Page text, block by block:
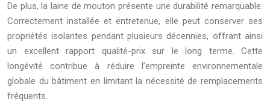
De plus, la laine de mouton présente une durabilité remarquable.
Correctement installée et entretenue, elle peut conserver ses
propriétés isolantes pendant plusieurs décennies, offrant ainsi
un excellent rapport qualité-prix sur le long terme. Cette
longévité contribue à réduire l’empreinte environnementale
globale du bâtiment en limitant la nécessité de remplacements
fréquents.